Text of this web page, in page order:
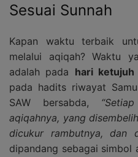
Sesuai Sunnah
Kapan waktu terbaik
melalui aqiqah? Waktu
adalah pada hari ketujuh
pada hadits riwayat
SAW bersabda,
aqiqahnya, yang
dicukur rambutnya, dan
dipandang sebagai simbol